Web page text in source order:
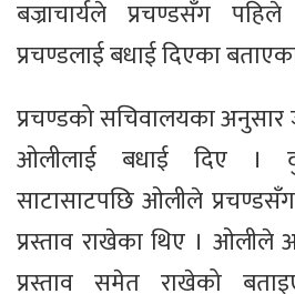
बज्राचार्यले प्रचण्डसँग
प्रचण्डलाई बधाई दिएका
प्रचण्डको सचिवालयका अनुसार
ओलीलाई बधाई दिए ।
साटासाटपछि ओलीले
प्रस्ताव राखेका थिए । ओलीले
प्रस्ताव समेत राखेको